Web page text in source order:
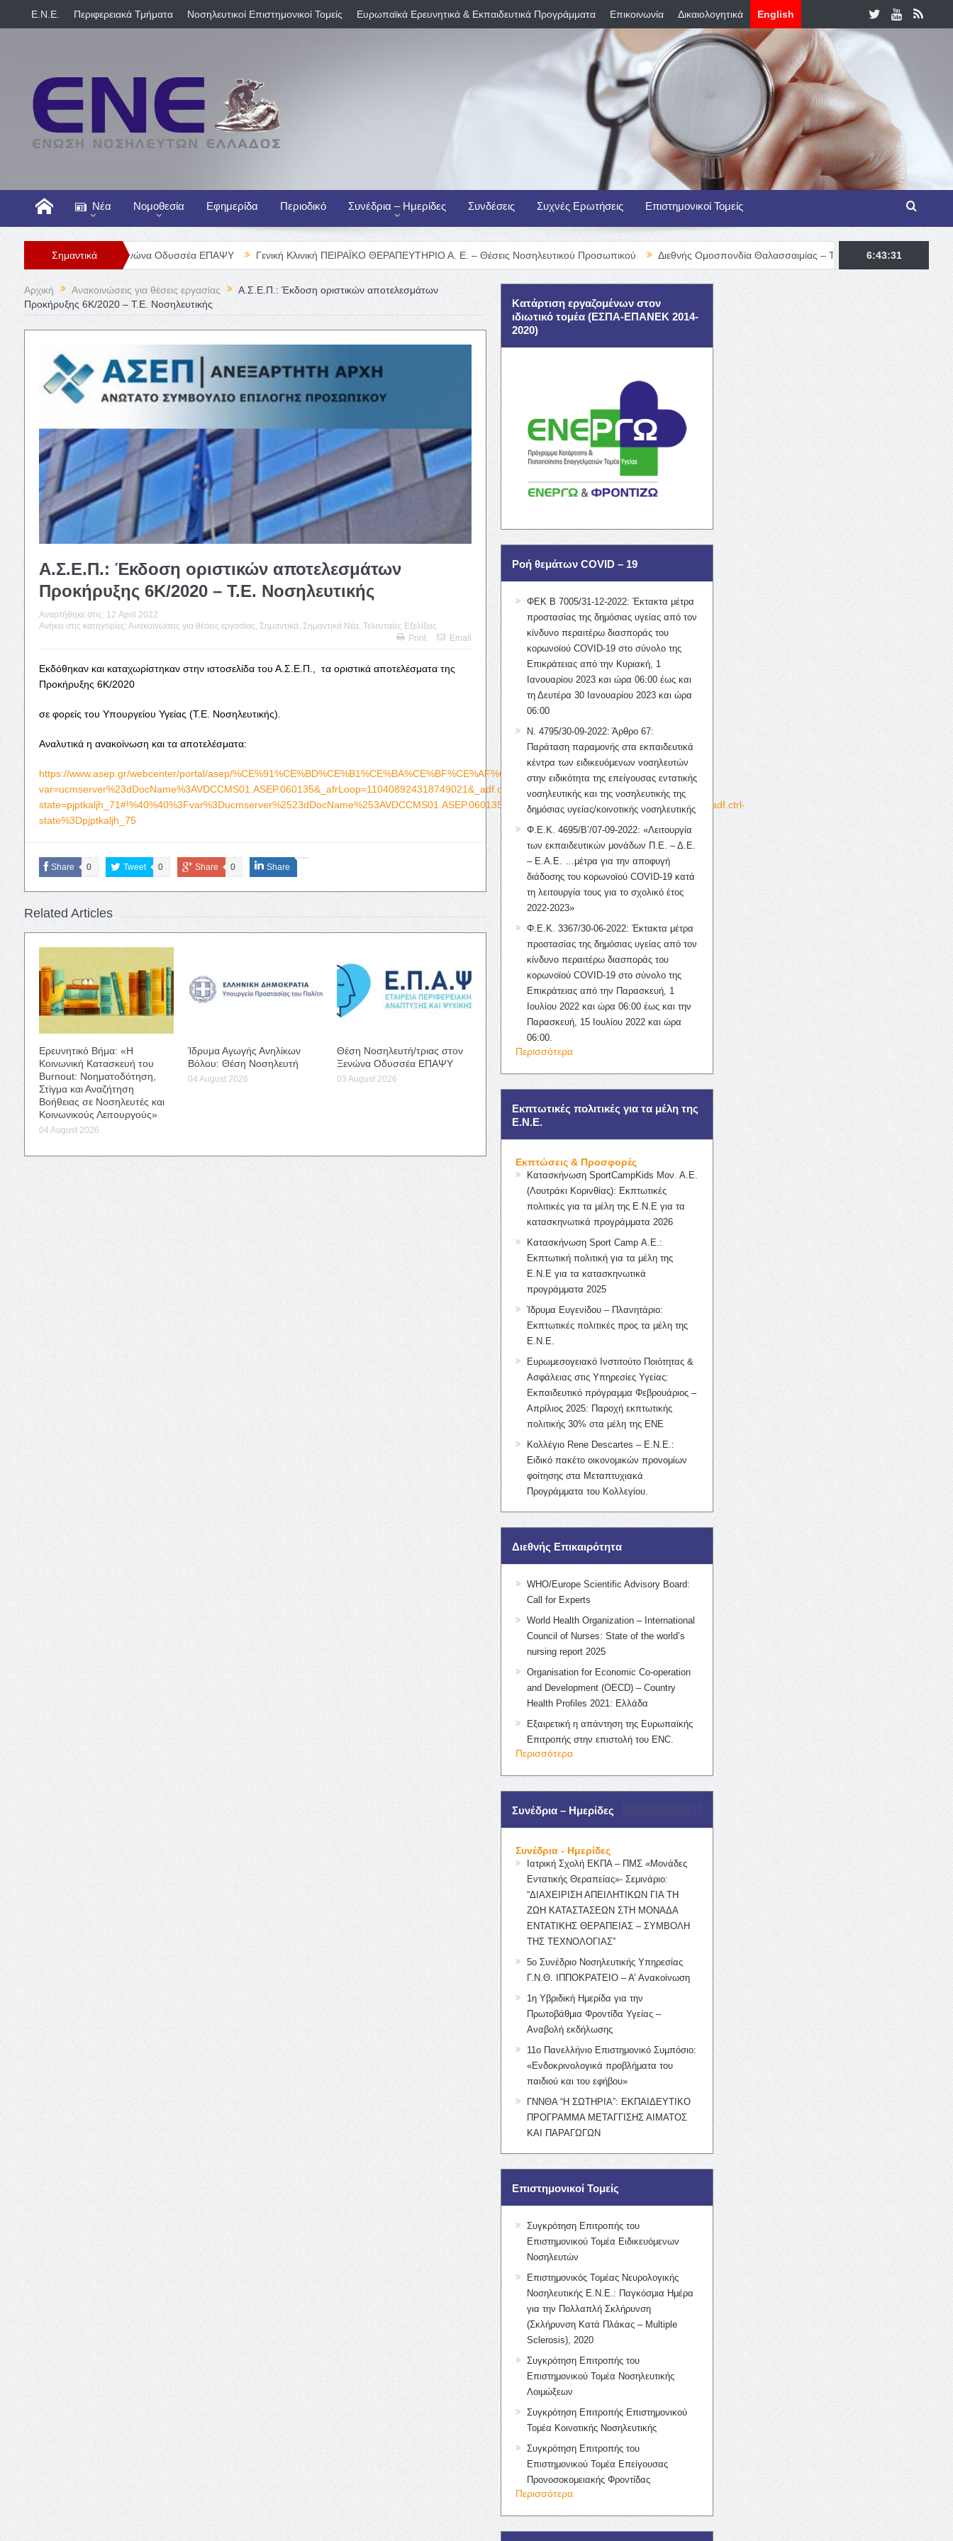
E.N.E. Περιφερειακά Τμήματα Νοσηλευτικοί Επιστημονικοί Τομείς Ευρωπαϊκά Ερευνητικά & Εκπαιδευτικά Προγράμματα Επικοινωνία Δικαιολογητικά English
Νέα Νομοθεσία Εφημερίδα Περιοδικό Συνέδρια – Ημερίδες Συνδέσεις Συχνές Ερωτήσεις Επιστημονικοί Τομείς
Σημαντικά
στον Ξενώνα Οδυσσέα ΕΠΑΨΥ Γενική Κλινική ΠΕΙΡΑΪΚΟ ΘΕΡΑΠΕΥΤΗΡΙΟ Α. Ε. – Θέσεις Νοσηλευτικού Προσωπικού Διεθνής Ομοσπονδία Θαλασσαιμίας – TIF Fellowship Programme for
6:43:32
Αρχική Ανακοινώσεις για θέσεις εργασίας
Α.Σ.Ε.Π.: Έκδοση οριστικών αποτελεσμάτων
Προκήρυξης 6Κ/2020 – Τ.Ε. Νοσηλευτικής
Α.Σ.Ε.Π.: Έκδοση οριστικών αποτελεσμάτων
Προκήρυξης 6Κ/2020 – Τ.Ε. Νοσηλευτικής
Αναρτήθηκε στις: 12 April 2022
Ανήκει στις κατηγορίες: Ανακοινώσεις για θέσεις εργασίας Σημαντικά Σημαντικά Νέα Τελευταίες Εξελίξεις
Print
Email
Εκδόθηκαν και καταχωρίστηκαν στην ιστοσελίδα του Α.Σ.Ε.Π., τα οριστικά αποτελέσματα της
Προκήρυξης 6Κ/2020
σε φορείς του Υπουργείου Υγείας (Τ.Ε. Νοσηλευτικής).
Αναλυτικά η ανακοίνωση και τα αποτελέσματα:
https://www.asep.gr/webcenter/portal/asep/%CE%91%CE%BD%CE%B1%CE%BA%CE%BF%CE%AF%CE%BD%CF%89%CF%83%CE%B7?
var=ucmserver%23dDocName%3AVDCCMS01.ASEP.060135&_afrLoop=110408924318749021&_adf.ctrl-
state=pjptkaljh_71#!%40%40%3Fvar%3Ducmserver%2523dDocName%253AVDCCMS01.ASEP.060135%26_afrLoop%3D110408924318749021%26_adf.ctrl-
state%3Dpjptkaljh_75
Share 0 Tweet 0 Share 0 Share
Related Articles
Ερευνητικό Βήμα: «Η
Κοινωνική Κατασκευή του
Burnout: Νοηματοδότηση,
Στίγμα και Αναζήτηση
Βοήθειας σε Νοσηλευτές και
Κοινωνικούς Λειτουργούς»
04 August 2026
Ίδρυμα Αγωγής Ανηλίκων
Βόλου: Θέση Νοσηλευτή
04 August 2026
Θέση Νοσηλευτή/τριας στον
Ξενώνα Οδυσσέα ΕΠΑΨΥ
03 August 2026
Κατάρτιση εργαζομένων στον
ιδιωτικό τομέα (ΕΣΠΑ-ΕΠΑΝΕΚ 2014-
2020)
Ροή θεμάτων COVID – 19
ΦΕΚ Β 7005/31-12-2022: Έκτακτα μέτρα
προστασίας της δημόσιας υγείας από τον
κίνδυνο περαιτέρω διασποράς του
κορωνοϊού COVID-19 στο σύνολο της
Επικράτειας από την Κυριακή, 1
Ιανουαρίου 2023 και ώρα 06:00 έως και
τη Δευτέρα 30 Ιανουαρίου 2023 και ώρα
06:00
Ν. 4795/30-09-2022: Άρθρο 67:
Παράταση παραμονής στα εκπαιδευτικά
κέντρα των ειδικευόμενων νοσηλευτών
στην ειδικότητα της επείγουσας εντατικής
νοσηλευτικής και της νοσηλευτικής της
δημόσιας υγείας/κοινοτικής νοσηλευτικής
Φ.Ε.Κ. 4695/Β’/07-09-2022: «Λειτουργία
των εκπαιδευτικών μονάδων Π.Ε. – Δ.Ε.
– Ε.Α.Ε. …μέτρα για την αποφυγή
διάδοσης του κορωνοϊού COVID-19 κατά
τη λειτουργία τους για το σχολικό έτος
2022-2023»
Φ.Ε.Κ. 3367/30-06-2022: Έκτακτα μέτρα
προστασίας της δημόσιας υγείας από τον
κίνδυνο περαιτέρω διασποράς του
κορωνοϊού COVID-19 στο σύνολο της
Επικράτειας από την Παρασκευή, 1
Ιουλίου 2022 και ώρα 06:00 έως και την
Παρασκευή, 15 Ιουλίου 2022 και ώρα
06:00.
Περισσότερα
Εκπτωτικές πολιτικές για τα μέλη της
Ε.Ν.Ε.
Εκπτώσεις & Προσφορές
Κατασκήνωση SportCampKids Μον. Α.Ε.
(Λουτράκι Κορινθίας): Εκπτωτικές
πολιτικές για τα μέλη της Ε.Ν.Ε για τα
κατασκηνωτικά προγράμματα 2026
Κατασκήνωση Sport Camp Α.Ε.:
Εκπτωτική πολιτική για τα μέλη της
Ε.Ν.Ε για τα κατασκηνωτικά
προγράμματα 2025
Ίδρυμα Ευγενίδου – Πλανητάριο:
Εκπτωτικές πολιτικές προς τα μέλη της
Ε.Ν.Ε.
Ευρωμεσογειακό Ινστιτούτο Ποιότητας &
Ασφάλειας στις Υπηρεσίες Υγείας:
Εκπαιδευτικό πρόγραμμα Φεβρουάριος –
Απρίλιος 2025: Παροχή εκπτωτικής
πολιτικής 30% στα μέλη της ΕΝΕ
Κολλέγιο Rene Descartes – Ε.Ν.Ε.:
Ειδικό πακέτο οικονομικών προνομίων
φοίτησης στα Μεταπτυχιακά
Προγράμματα του Κολλεγίου.
Διεθνής Επικαιρότητα
WHO/Europe Scientific Advisory Board:
Call for Experts
World Health Organization – International
Council of Nurses: State of the world’s
nursing report 2025
Organisation for Economic Co-operation
and Development (OECD) – Country
Health Profiles 2021: Ελλάδα
Εξαιρετική η απάντηση της Ευρωπαϊκής
Επιτροπής στην επιστολή του ENC.
Περισσότερα
Συνέδρια – Ημερίδες
Συνέδρια - Ημερίδες
Ιατρική Σχολή ΕΚΠΑ – ΠΜΣ «Μονάδες
Εντατικής Θεραπείας»- Σεμινάριο:
“ΔΙΑΧΕΙΡΙΣΗ ΑΠΕΙΛΗΤΙΚΩΝ ΓΙΑ ΤΗ
ΖΩΗ ΚΑΤΑΣΤΑΣΕΩΝ ΣΤΗ ΜΟΝΑΔΑ
ΕΝΤΑΤΙΚΗΣ ΘΕΡΑΠΕΙΑΣ – ΣΥΜΒΟΛΗ
ΤΗΣ ΤΕΧΝΟΛΟΓΙΑΣ”
5ο Συνέδριο Νοσηλευτικής Υπηρεσίας
Γ.Ν.Θ. ΙΠΠΟΚΡΑΤΕΙΟ – Α’ Ανακοίνωση
1η Υβριδική Ημερίδα για την
Πρωτοβάθμια Φροντίδα Υγείας –
Αναβολή εκδήλωσης
11ο Πανελλήνιο Επιστημονικό Συμπόσιο:
«Ενδοκρινολογικά προβλήματα του
παιδιού και του εφήβου»
ΓΝΝΘΑ “Η ΣΩΤΗΡΙΑ”: ΕΚΠΑΙΔΕΥΤΙΚΟ
ΠΡΟΓΡΑΜΜΑ ΜΕΤΑΓΓΙΣΗΣ ΑΙΜΑΤΟΣ
ΚΑΙ ΠΑΡΑΓΩΓΩΝ
Επιστημονικοί Τομείς
Συγκρότηση Επιτροπής του
Επιστημονικού Τομέα Ειδικευόμενων
Νοσηλευτών
Επιστημονικός Τομέας Νευρολογικής
Νοσηλευτικής Ε.Ν.Ε.: Παγκόσμια Ημέρα
για την Πολλαπλή Σκλήρυνση
(Σκλήρυνση Κατά Πλάκας – Multiple
Sclerosis), 2020
Συγκρότηση Επιτροπής του
Επιστημονικού Τομέα Νοσηλευτικής
Λοιμώξεων
Συγκρότηση Επιτροπής Επιστημονικού
Τομέα Κοινοτικής Νοσηλευτικής
Συγκρότηση Επιτροπής του
Επιστημονικού Τομέα Επείγουσας
Προνοσοκομειακής Φροντίδας
Περισσότερα